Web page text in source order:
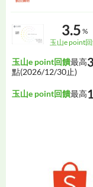
3.5 %
玉山e point
玉山e point回饋最高
點(2026/12/30止)
玉山e point回饋最高1